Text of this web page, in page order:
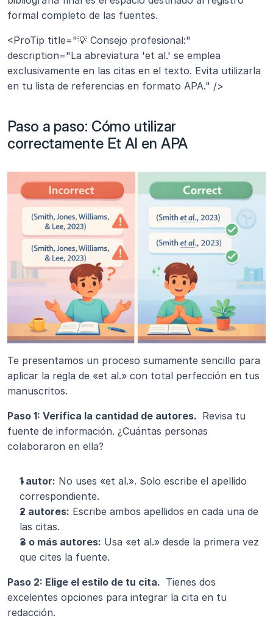
formal completo de las fuentes.
<ProTip title="💡 Consejo profesional:"
description="La abreviatura 'et al.' se emplea
exclusivamente en las citas en el texto. Evita utilizarla
en tu lista de referencias en formato APA." />
Paso a paso: Cómo utilizar
correctamente Et Al en APA
Te presentamos un proceso sumamente sencillo para
aplicar la regla de «et al.» con total perfección en tus
manuscritos.
Paso 1: Verifica la cantidad de autores. Revisa tu
fuente de información. ¿Cuántas personas
colaboraron en ella?
1 autor: No uses «et al.». Solo escribe el apellido
correspondiente.
2 autores: Escribe ambos apellidos en cada una de
las citas.
3 o más autores: Usa «et al.» desde la primera vez
que cites la fuente.
Paso 2: Elige el estilo de tu cita. Tienes dos
excelentes opciones para integrar la cita en tu
redacción.